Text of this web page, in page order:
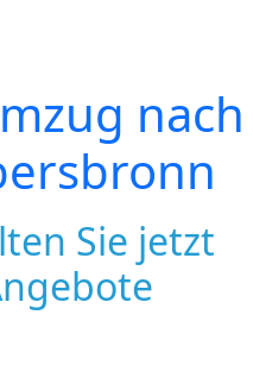
nach
Sie jetzt